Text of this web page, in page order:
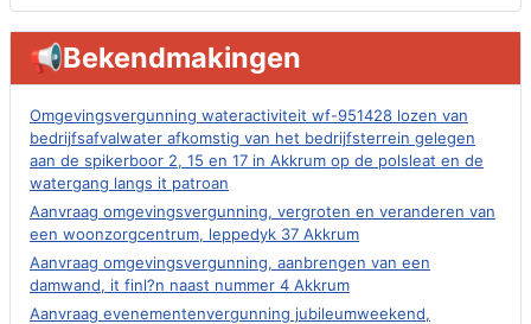
📢Bekendmakingen
Omgevingsvergunning wateractiviteit wf-951428 lozen van
bedrijfsafvalwater afkomstig van het bedrijfsterrein gelegen
aan de spikerboor 2, 15 en 17 in Akkrum op de polsleat en de
watergang langs it patroan
Aanvraag omgevingsvergunning, vergroten en veranderen van
een woonzorgcentrum, leppedyk 37 Akkrum
Aanvraag omgevingsvergunning, aanbrengen van een
damwand, it finl?n naast nummer 4 Akkrum
Aanvraag evenementenvergunning jubileumweekend,